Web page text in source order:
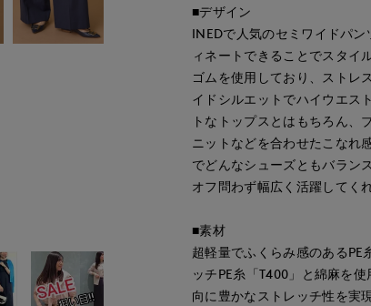
■デザイン
INEDで人気のセミワイドパ
ィネートできることでスタイ
ゴムを使用しており、ストレ
イドシルエットでハイウエス
トなトップスとはもちろん、
ニットなどを合わせたこなれ
でどんなシューズともバラン
オフ問わず幅広く活躍してく
■素材
超軽量でふくらみ感のあるPE
ッチPE糸「T400」と綿麻を
向に豊かなストレッチ性を実